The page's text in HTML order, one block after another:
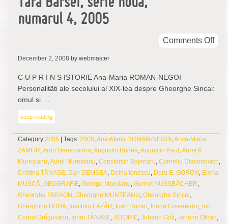
Tara Barsei, serie noua,
numarul 4, 2005
Comments Offon
December 2, 2008 by webmaster
C U P R I N S ISTORIE Ana-Maria ROMAN-NEGOI
Personalitãti ale secolului al XIX-lea despre Gheorghe Sincai:
omul si …
keep reading
Category 2005 | Tags: 2005,Ana-Maria ROMAN-NEGOI ,Anca-Maria
ZAMFIR,Aron Densusianu,Augustin Bunea,Augustin Paul ,Aurel A.
Muresianu,Aurel Muresianu, Constantin Bajenaru, Corneliu Diaconovich,
Cristina TÃNASE, Dan DEMSEA, Doina Ionescu, Doru E. GORON , Elena
MUSCÃ, GEOGRAFIE, George Moroianu, Gernot NUSSBÄCHER,
Gheorghe FARAON , Gheorghe MUNTEANU, Gheorghe Sincai,
Gherghina BODA, Ioachim LAZÃR, Ioan Hozan, Ioana Cosereanu, Ion
Codru-Drãgusanu, Ionut TÃNASE, ISTORIE, Johann Gött, Johann Ölhan,